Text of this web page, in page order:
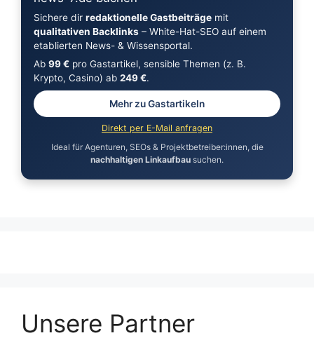
Sichere dir redaktionelle Gastbeiträgemit
qualitativen Backlinks– White-Hat-SEO auf einem
etablierten News- & Wissensportal.
Ab 99 €pro Gastartikel, sensible Themen (z. B.
Krypto, Casino) ab 249 €.
Mehr zu Gastartikeln
Direkt per E-Mail anfragen
Ideal für Agenturen, SEOs & Projektbetreiber:innen, die
nachhaltigen Linkaufbau suchen.
Unsere Partner